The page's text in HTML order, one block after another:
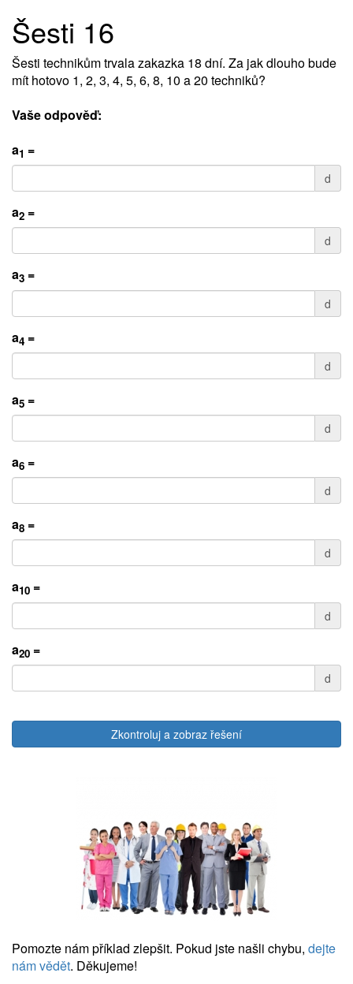
Šesti 16
Šesti technikům trvala zakazka 18 dní. Za jak dlouho bude
mít hotovo 1, 2, 3, 4, 5, 6, 8, 10 a 20 techniků?
Vaše odpověď:
a1 =
d
a2 =
d
a3 =
d
a4 =
d
a5 =
d
a6 =
d
a8 =
d
a10 =
d
a20 =
d
Zkontroluj a zobraz řešení
Pomozte nám příklad zlepšit. Pokud jste našli chybu, dejte
nám vědět. Děkujeme!